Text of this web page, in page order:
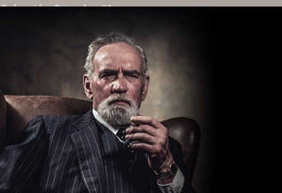
Selección Privada nº1
Short Robusto
Short Robusto
Short Robustos
Short Robustos
Short Robustos
Signature 1000